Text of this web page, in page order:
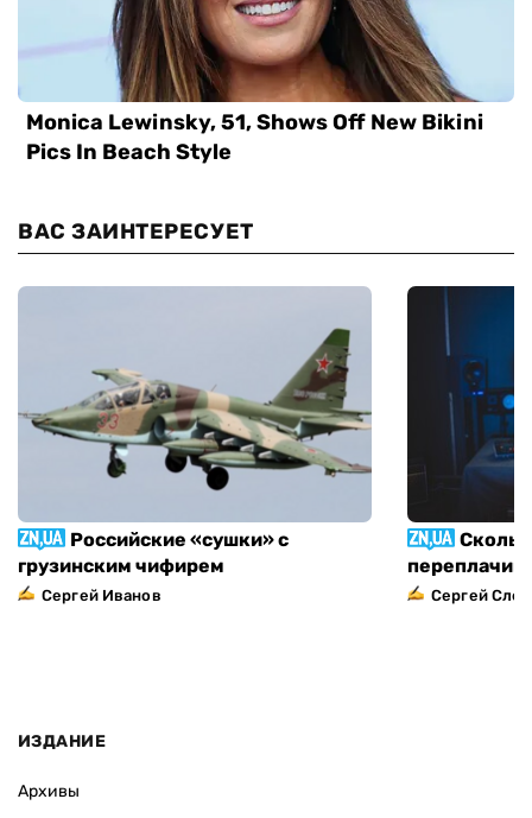
ВАС ЗАИНТЕРЕСУЕТ
Российские «сушки» с
грузинским чифирем
Сергей Иванов Сергей
ИЗДАНИЕ
Архивы